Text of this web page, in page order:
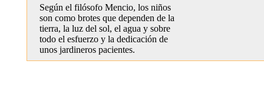
Según el filósofo Mencio, los niños
son como brotes que dependen de la
tierra, la luz del sol, el agua y sobre
todo el esfuerzo y la dedicación de
unos jardineros pacientes.